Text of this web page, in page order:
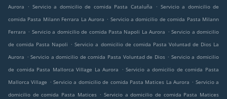
Aurora
. Servicio a domicilio de comida Pasta Cataluña . Servicio a domicilio de
comida Pasta Milann Ferrara La Aurora . Servicio a domicilio de comida Pasta Milann
Ferrara . Servicio a domicilio de comida Pasta Napoli La Aurora . Servicio a domicilio
de comida Pasta Napoli . Servicio a domicilio de comida Pasta Voluntad de Dios La
Aurora . Servicio a domicilio de comida Pasta Voluntad de Dios . Servicio a domicilio
de comida Pasta Mallorca Village La Aurora
. Servicio a domicilio de comida Pasta
Mallorca Village . Servicio a domicilio de comida Pasta Matices La Aurora . Servicio a
domicilio de comida Pasta Matices . Servicio a domicilio de comida Pasta Matices